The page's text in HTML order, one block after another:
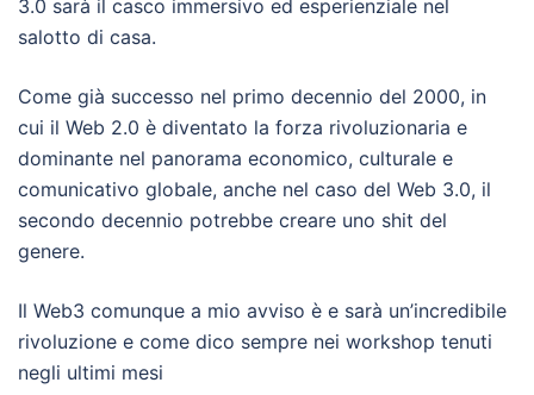
3.0 sarà il casco immersivo ed esperienziale nel
salotto di casa.
Come già successo nel primo decennio del 2000, in
cui il Web 2.0 è diventato la forza rivoluzionaria e
dominante nel panorama economico, culturale e
comunicativo globale, anche nel caso del Web 3.0, il
secondo decennio potrebbe creare uno shit del
genere.
Il Web3 comunque a mio avviso è e sarà un’incredibile
rivoluzione e come dico sempre nei workshop tenuti
negli ultimi mesi